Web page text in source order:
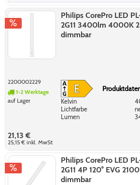
Philips CorePro LED
2G11 3400lm 4000K
dimmbar
2200002229
1-2 Werktage
auf Lager
Kelvin
Lichtfarbe
Lumen
21,13 €
25,15 €inkl. MwSt
Philips CorePro LED
2G11 4P 120° EVG
dimmbar